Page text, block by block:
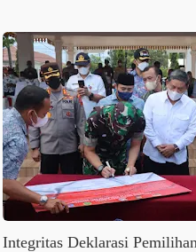
Integritas Deklarasi